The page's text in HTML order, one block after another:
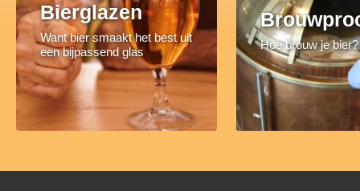
Bierglazen
Want bier smaakt het best uit
een bijpassend glas
Hoe brouw je bier?